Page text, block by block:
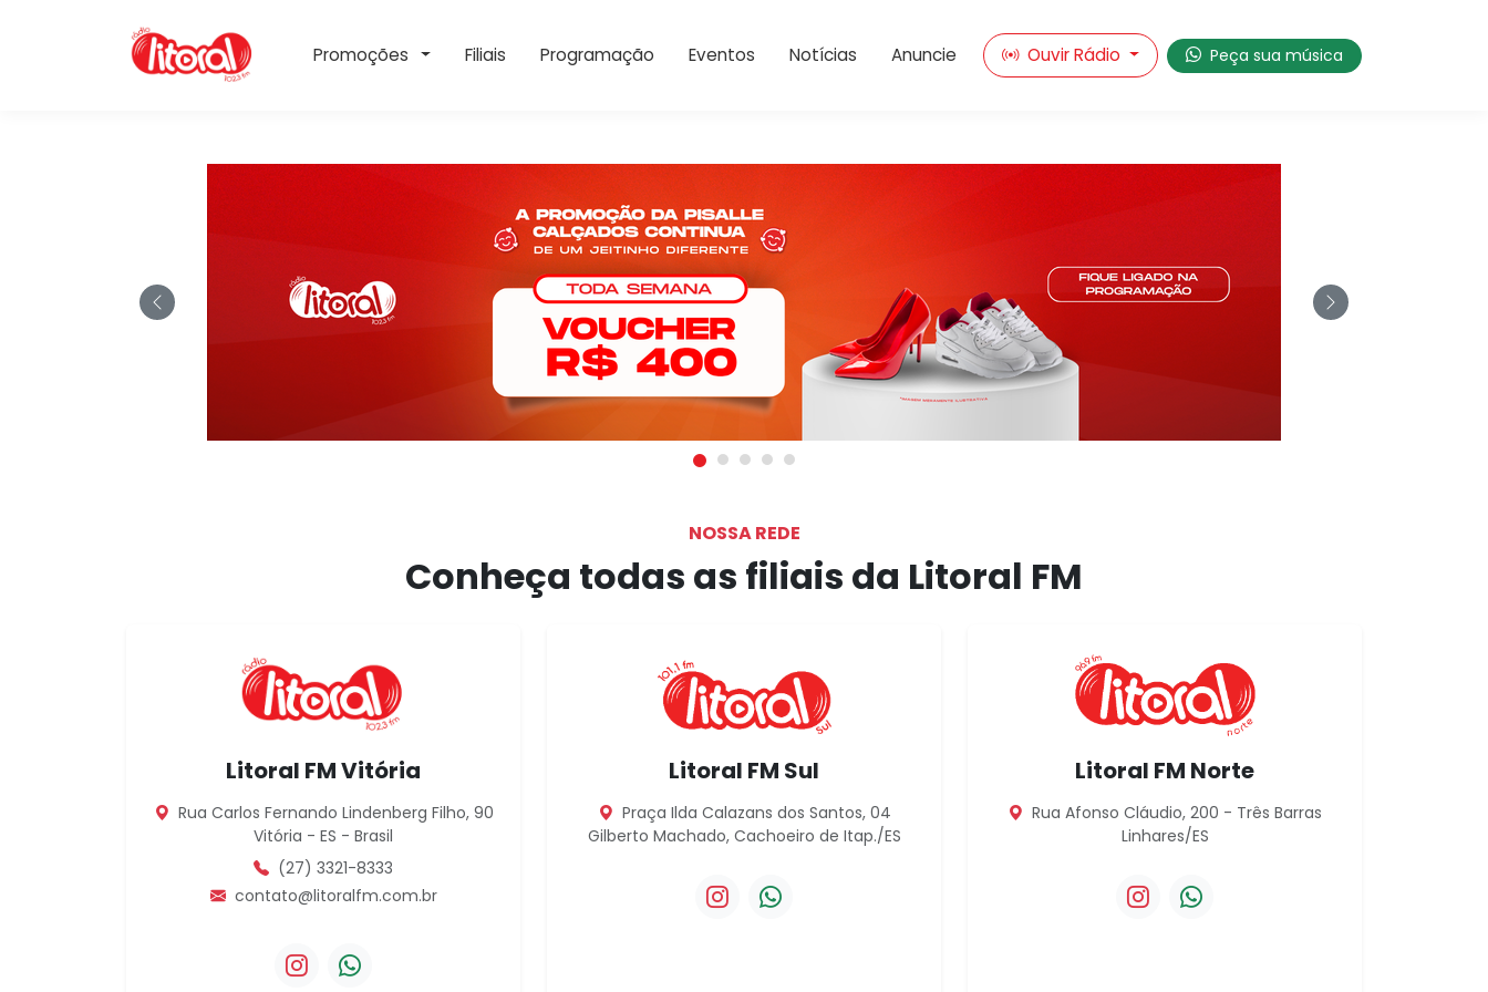
Promoções Toggle Dropdown
Filiais Programação Eventos Notícias Anuncie Ouvir Rádio Peça sua música
Rádio Litoral FM: A rádio número 1 do Espírito Santo
Previous Next
NOSSA REDE
Conheça todas as filiais da Litoral FM
Litoral FM Vitória
Rua Carlos Fernando Lindenberg Filho, 90
Vitória - ES - Brasil
(27) 3321-8333
contato@litoralfm.com.br
Instagram da Litoral FM Vitória
WhatsApp da Litoral FM Vitória
Litoral FM Sul
Praça Ilda Calazans dos Santos, 04
Gilberto Machado, Cachoeiro de Itap./ES
Instagram da Litoral FM Sul
WhatsApp da Litoral FM Sul
Litoral FM Norte
Rua Afonso Cláudio, 200 - Três Barras
Linhares/ES
Instagram da Litoral FM Norte
WhatsApp da Litoral FM Norte